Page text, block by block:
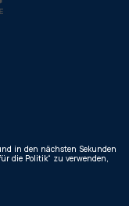
in den nächsten Sekunden
die Politik“ zu verwenden,